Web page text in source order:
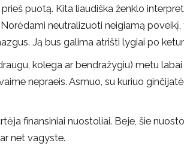
puotą. Kita liaudiška ženklo
neutralizuoti neigiamą
Ją bus galima atrišti lygiai po
kolega ar bendražygiu) metu
nepraeis. Asmuo, su kuriuo
finansiniai nuostoliai. Beje, šie
net vagyste.